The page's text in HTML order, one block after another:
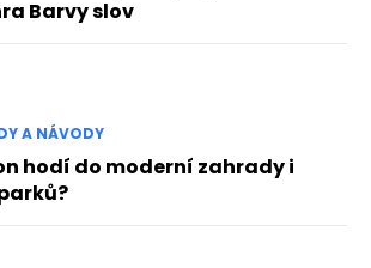
Barvy slov
A NÁVODY
hodí do moderní zahrady i